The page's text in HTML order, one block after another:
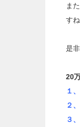
ま
すね
是
20
１
２
３